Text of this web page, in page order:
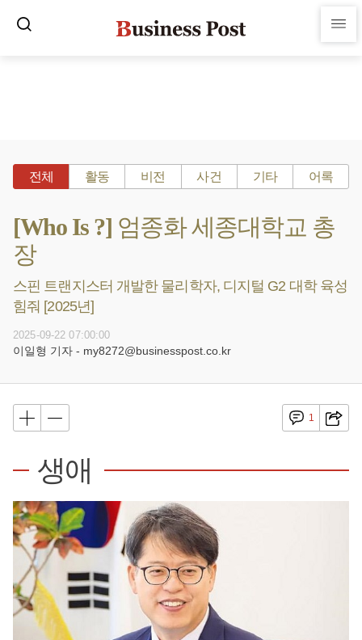
전체 활동 비전 사건 기타 어록
[Who Is ?] 엄종화 세종대학교 총
장
스핀 트랜지스터 개발한 물리학자, 디지털 G2 대학 육성
힘줘 [2025년]
2025-09-22 07:00:00
이일형 기자 - my8272@businesspost.co.kr
1
생애